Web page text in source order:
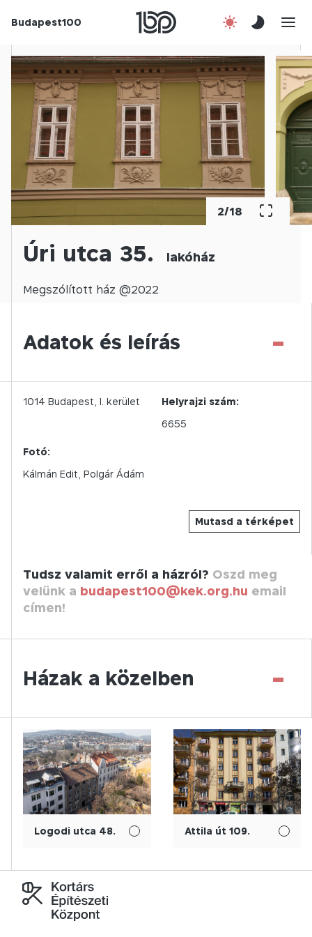
Budapest100
Csatlakozz!
Kapcsolat
En
2/18
Úri utca 35. lakóház
Megszólított ház @2022
Adatok és leírás -
Mutasd a térképet
1014 Budapest, I. kerület
Helyrajzi szám:
6655
Fotó:
Kálmán Edit Polgár Ádám
Tudsz valamit erről a házról? Oszd meg
velünk a budapest100@kek.org.hu email
címen!
Házak a közelben -
Logodi utca 48. Attila út 109.